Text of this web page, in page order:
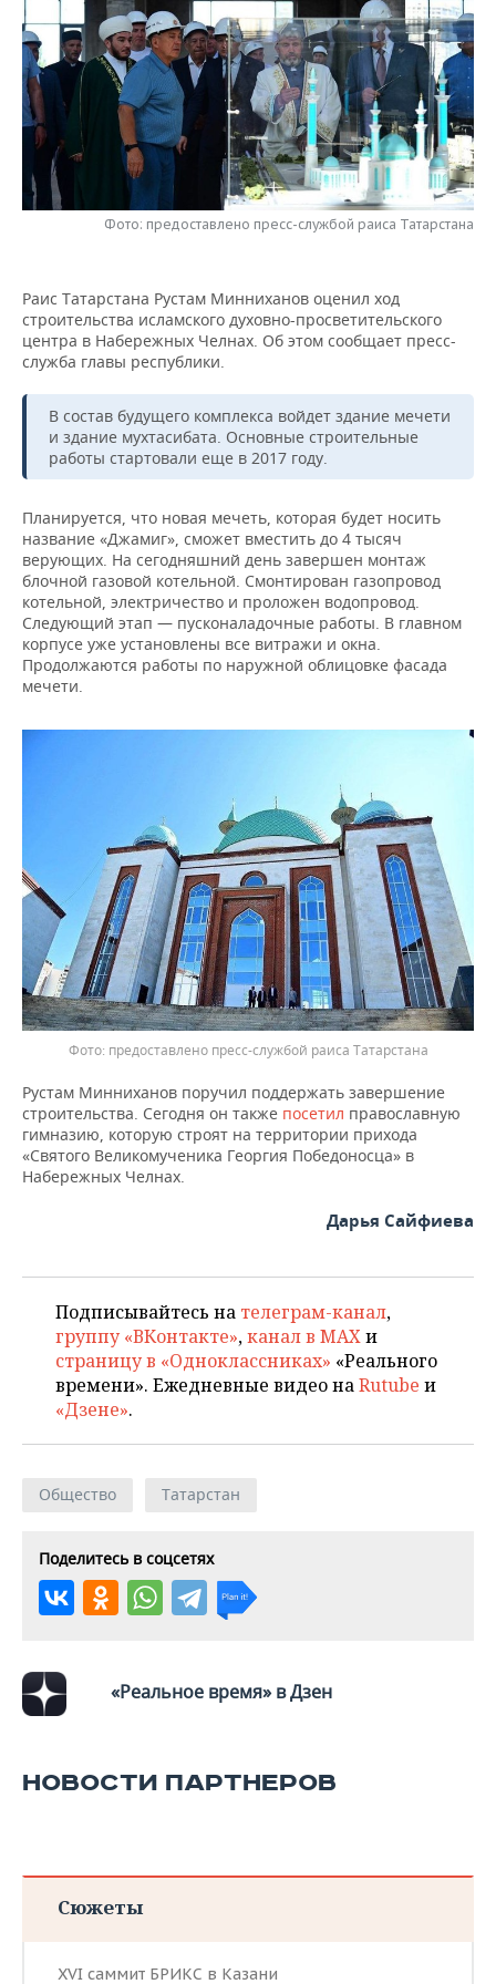
НЕФТЕХИМИЯ
НЕФТЬ
ОПК
ЭНЕРГЕТИКА
РОЗНИЧНАЯ ТОРГОВЛЯ
ТРАНСПОРТ
УСЛУГИ
НОВОСТИ ТЕХНОЛОГИЙ
IT
МЕДИА
ТЕЛЕКОММУНИКАЦИИ
МЕРОПРИЯТИЯ
НОВОСТИ МЕРОПРИЯТИЙ
ВЫЕЗДНАЯ РЕДАКЦИЯ
БИЗНЕС-БРАНЧИ
ОТКРЫТАЯ ЛЕКЦИЯ
СПОРТ
НОВОСТИ СПОРТА
ФУТБОЛ
БАСКЕТБОЛ
ВОЛЕЙБОЛ
КИБЕРСПОРТ
ФИГУРНОЕ КАТАНИЕ
ХОККЕЙ С МЯЧОМ
ОБЩЕСТВО
НОВОСТИ ОБЩЕСТВА
ИНФРАСТРУКТУРА
ИСТОРИЯ
КУЛЬТУРА
МЕДИЦИНА
ПРОИСШЕСТВИЯ
ФОТОГАЛЕРЕЯ
СПРАВОЧНИК
СПИСОК ПЕРСОН
СПИСОК КОМПАНИЙ
ПОЛНАЯ ВЕРСИЯ
Фото: предоставлено пресс-службой раиса Татарстана
Раис Татарстана Рустам Минниханов оценил ход
строительства исламского духовно-просветительского
центра в Набережных Челнах. Об этом сообщает пресс-
служба главы республики.
В состав будущего комплекса войдет здание мечети
и здание мухтасибата. Основные строительные
работы стартовали еще в 2017 году.
Планируется, что новая мечеть, которая будет носить
название «Джамиг», сможет вместить до 4 тысяч
верующих. На сегодняшний день завершен монтаж
блочной газовой котельной. Смонтирован газопровод
котельной, электричество и проложен водопровод.
Следующий этап — пусконаладочные работы. В главном
корпусе уже установлены все витражи и окна.
Продолжаются работы по наружной облицовке фасада
мечети.
предоставлено пресс-службой раиса Татарстана
Рустам Минниханов поручил поддержать завершение
строительства. Сегодня он также посетил православную
гимназию, которую строят на территории прихода
«Святого Великомученика Георгия Победоносца» в
Набережных Челнах.
Дарья Сайфиева
Подписывайтесь на телеграм-канал,
группу «ВКонтакте»,канал в MAXи
страницу в «Одноклассниках» «Реального
времени». Ежедневные видео наRutube и
«Дзене».
Общество Татарстан
Поделитесь в соцсетях
«Реальное время» в Дзен
НОВОСТИ ПАРТНЕРОВ
Сюжеты
XVI саммит БРИКС в Казани